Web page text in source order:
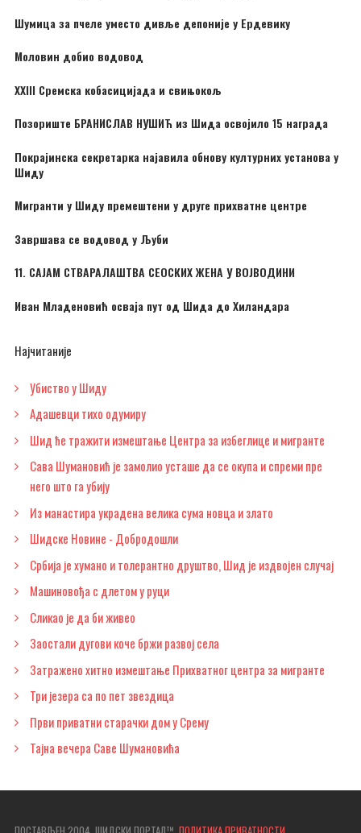
Шумица за пчеле уместо дивље депоније у Ердевику
Моловин добио водовод
XXIII Сремска кобасицијада и свињокољ
Позориште БРАНИСЛАВ НУШИЋ из Шида освојило 15 награда
Покрајинска секретарка најавила обнову културних установа у
Шиду
Мигранти у Шиду премештени у друге прихватне центре
Завршава се водовод у Љуби
11. САЈАМ СТВАРАЛАШТВА СЕОСКИХ ЖЕНА У ВОЈВОДИНИ
Иван Младеновић осваја пут од Шида до Хиландара
Најчитаније
Убиство у Шиду
Адашевци тихо одумиру
Шид ће тражити измештање Центра за избеглице и мигранте
Сава Шумановић је замолио усташе да се окупа и спреми пре
него што га убију
Из манастира украдена велика сума новца и злато
Шидске Новине - Добродошли
Србија је хумано и толерантно друштво, Шид је издвојен случај
Машиновођа с длетом у руци
Сликао је да би живео
Заостали дугови коче бржи развој села
Затражено хитно измештање Прихватног центра за мигранте
Три језера са по пет звездица
Први приватни старачки дом у Срему
Тајна вечера Саве Шумановића